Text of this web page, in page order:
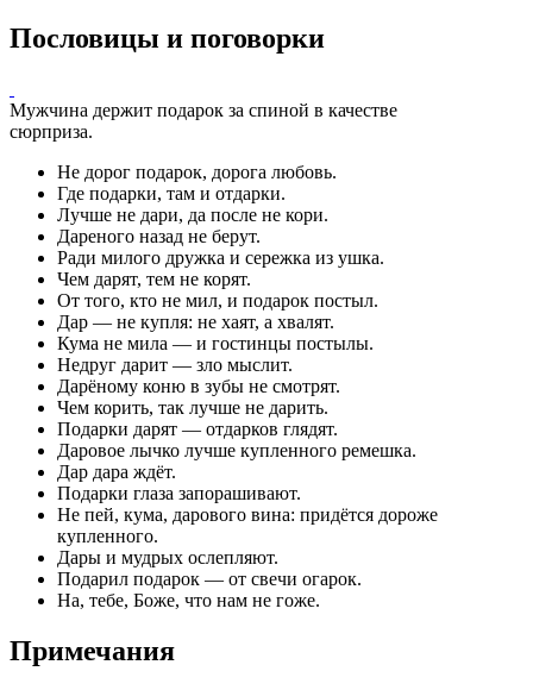
Пословицы и поговорки
Мужчина держит подарок за спиной в качестве
сюрприза.
Не дорог подарок, дорога любовь.
Где подарки, там и отдарки.
Лучше не дари, да после не кори.
Дареного назад не берут.
Ради милого дружка и сережка из ушка.
Чем дарят, тем не корят.
От того, кто не мил, и подарок постыл.
Дар — не купля: не хаят, а хвалят.
Кума не мила — и гостинцы постылы.
Недруг дарит — зло мыслит.
Дарёному коню в зубы не смотрят.
Чем корить, так лучше не дарить.
Подарки дарят — отдарков глядят.
Даровое лычко лучше купленного ремешка.
Дар дара ждёт.
Подарки глаза запорашивают.
Не пей, кума, дарового вина: придётся дороже
купленного.
Дары и мудрых ослепляют.
Подарил подарок — от свечи огарок.
На, тебе, Боже, что нам не гоже.
Примечания